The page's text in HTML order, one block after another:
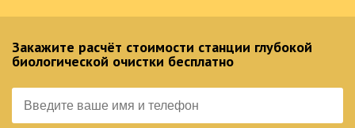
Закажите расчёт стоимости станции глубокой
биологической очистки бесплатно